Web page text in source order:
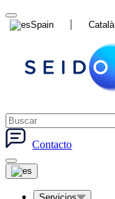
Spain Català
Contacto